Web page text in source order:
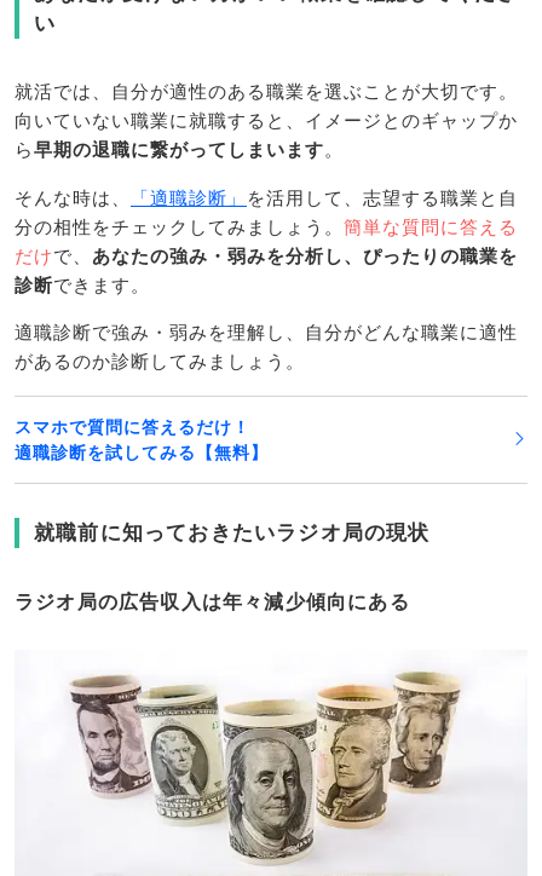
い
就活では、自分が適性のある職業を選ぶことが大切です。
向いていない職業に就職すると、イメージとのギャップか
ら早期の退職に繋がってしまいます。
そんな時は、 「適職診断」
を活用して、志望する職業と自
分の相性をチェックしてみましょう。 簡単な質問に答える
だけで、 あなたの強み・弱みを分析し、ぴったりの職業を
診断できます。
適職診断で強み・弱みを理解し、自分がどんな職業に適性
があるのか診断してみましょう。
スマホで質問に答えるだけ！
適職診断を試してみる【無料】
就職前に知っておきたいラジオ局の現状
ラジオ局の広告収入は年々減少傾向にある